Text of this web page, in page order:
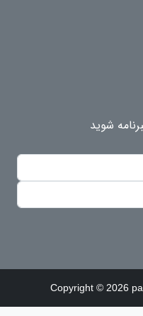
شوید
Copyright © 2026